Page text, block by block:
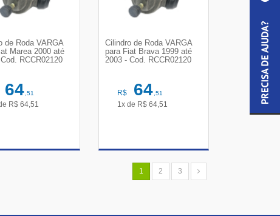
de Roda VARGA
Marea 2000 até
RCCR02120
64,51
R$ 64,51
Cilindro de Roda VARGA
para Fiat Brava 1999 até
2003 - Cod. RCCR02120
R$ 64,51
1x de R$ 64,51
1 2 3